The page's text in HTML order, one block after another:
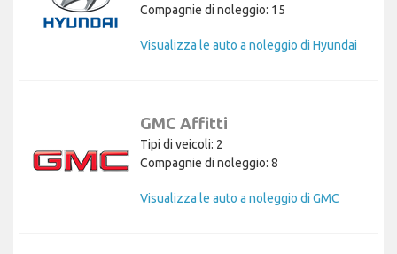
Compagnie di noleggio: 15
Visualizza le auto a noleggio di Hyundai
GMC Affitti
Tipi di veicoli: 2
Compagnie di noleggio: 8
Visualizza le auto a noleggio di GMC